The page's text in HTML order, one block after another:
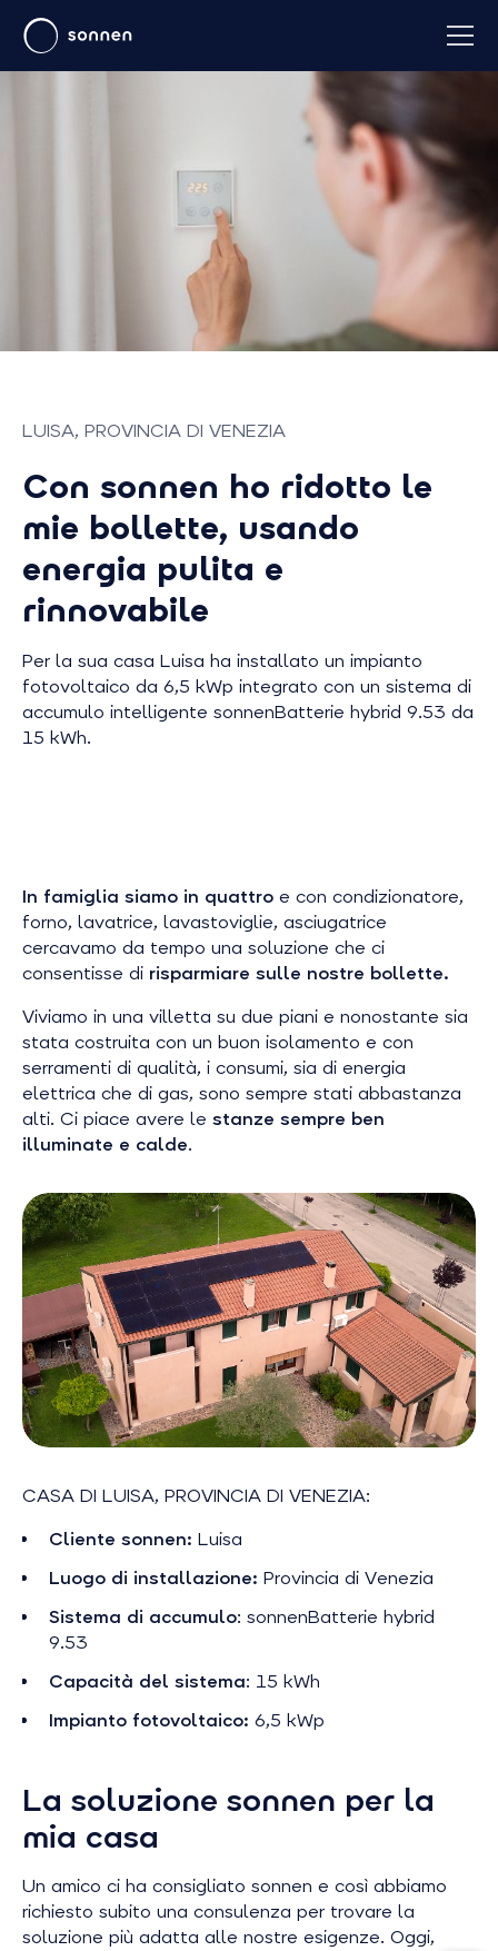
LUISA, PROVINCIA DI VENEZIA
Con sonnen ho ridotto le
mie bollette, usando
energia pulita e
rinnovabile
Per la sua casa Luisa ha installato un impianto
fotovoltaico da 6,5 kWp integrato con un sistema di
accumulo intelligente sonnenBatterie hybrid 9.53 da
15 kWh.
In famiglia siamo in quattro e con condizionatore,
forno, lavatrice, lavastoviglie, asciugatrice
cercavamo da tempo una soluzione che ci
consentisse di risparmiare sulle nostre bollette.
Viviamo in una villetta su due piani e nonostante sia
stata costruita con un buon isolamento e con
serramenti di qualità, i consumi, sia di energia
elettrica che di gas, sono sempre stati abbastanza
alti. Ci piace avere le stanze sempre ben
illuminate e calde.
CASA DI LUISA, PROVINCIA DI VENEZIA:
Cliente sonnen: Luisa
Luogo di installazione: Provincia di Venezia
Sistema di accumulo: sonnenBatterie hybrid
9.53
Capacità del sistema: 15 kWh
Impianto fotovoltaico: 6,5 kWp
La soluzione sonnen per la
mia casa
Un amico ci ha consigliato sonnen e così abbiamo
richiesto subito una consulenza per trovare la
soluzione più adatta alle nostre esigenze. Oggi,